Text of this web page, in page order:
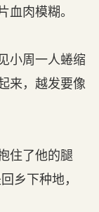
肉模糊。
小周一人蜷缩
来，越发要像
住了他的腿
乡下种地，